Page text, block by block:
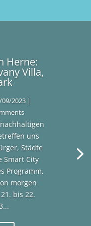
Herne:
Villa,
09/2023 |
uns
Städte
Smart City
Programm,
morgen
bis 22.